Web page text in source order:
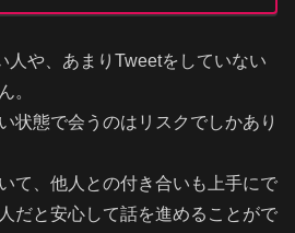
人や、あまりTweetをしていない
。
状態で会うのはリスクでしかあり
て、他人との付き合いも上手にで
だと安心して話を進めることがで